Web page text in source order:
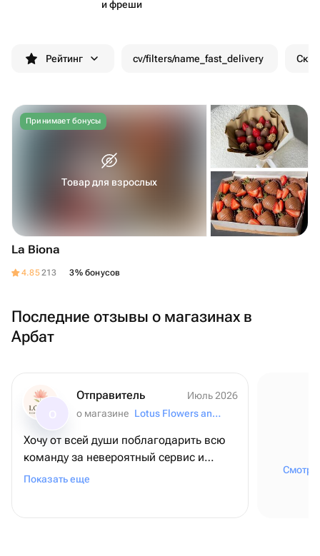
и фреши
Рейтинг cv/filters/name_fast_delivery
Товар для взрослых
Принимает бонусы
La Biona
4.85213 3% бонусов
Последние отзывы о магазинах в
Арбат
Отправитель
Июль 2026
о магазине
Lotus Flowers and Gifts
Хочу от всей души поблагодарить всю
команду за невероятный сервис и
внимание к деталям! ❤️ Для меня этот
Показать еще